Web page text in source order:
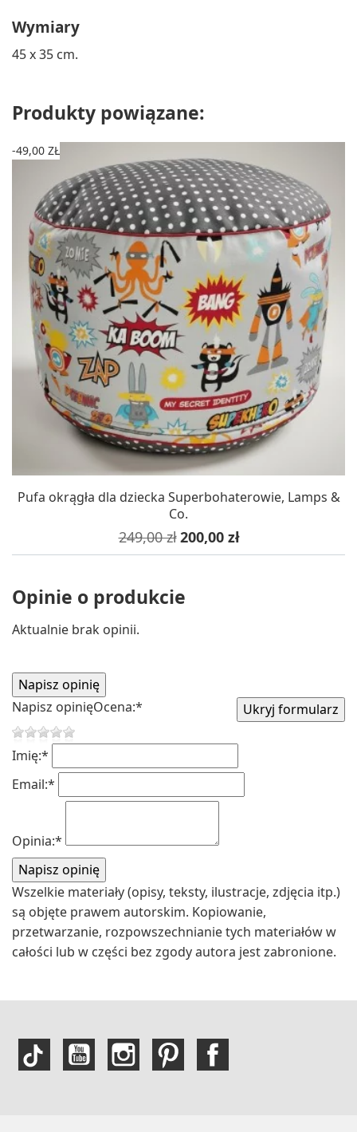
Wymiary
45 x 35 cm.
Produkty powiązane:
Pufa okrągła dla dziecka Superbohaterowie, Lamps &
Co.
Cena podstawowa
249,00 zł Cena
200,00 zł
-49,00 ZŁ
Opinie o produkcie
Aktualnie brak opinii.
Napisz opinięOcena:*
Imię:*
Email:*
Opinia:*
Wszelkie materiały (opisy, teksty, ilustracje, zdjęcia itp.)
są objęte prawem autorskim. Kopiowanie,
przetwarzanie, rozpowszechnianie tych materiałów w
całości lub w części bez zgody autora jest zabronione.